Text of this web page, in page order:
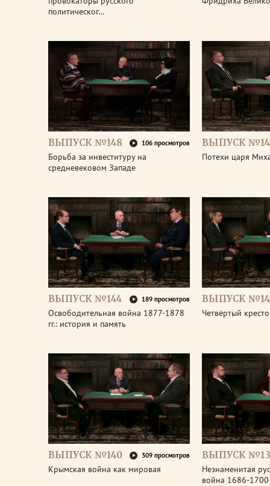
политическог…
ВЫПУСК №148 106 просмотров
Борьба за инвеституру на
средневековом Западе
ВЫПУСК
Потехи царя
ВЫПУСК №144 189 просмотров
Освободительная война 1877-1878
гг.: история и память
ВЫПУСК
Четвёртый
ВЫПУСК №140 309 просмотров
Крымская война как мировая
ВЫПУСК
Незнаменитая
война 1686-1700